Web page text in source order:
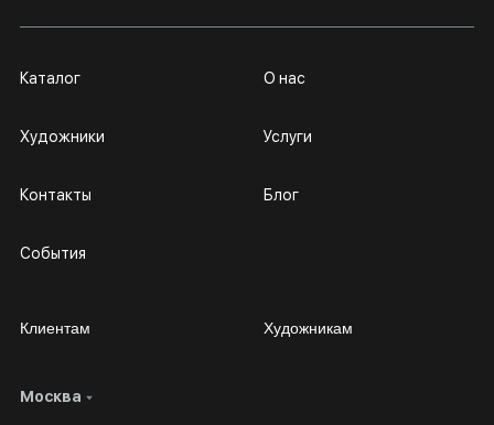
Москва
Каталог
Художники
Контакты
События
О нас
Услуги
Блог
Клиентам
Личный кабинет
Художникам
Сотрудничество